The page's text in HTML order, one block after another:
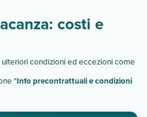
costi e
condizioni ed eccezioni come
"Info precontrattuali e condizioni